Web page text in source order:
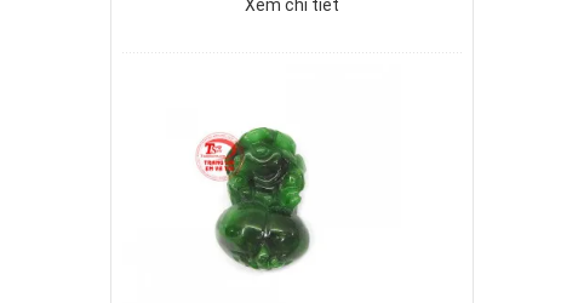
Xem chi tiết